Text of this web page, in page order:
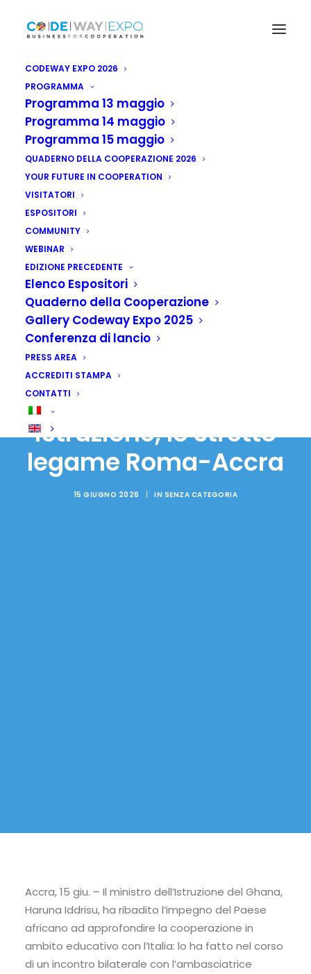
CODEWAY EXPO 2026
PROGRAMMA
Programma 13 maggio
Programma 14 maggio
Programma 15 maggio
QUADERNO DELLA COOPERAZIONE 2026
YOUR FUTURE IN COOPERATION
VISITATORI
ESPOSITORI
COMMUNITY
WEBINAR
EDIZIONE PRECEDENTE
Elenco Espositori
Quaderno della Cooperazione
Gallery Codeway Expo 2025
Conferenza di lancio
PRESS AREA
ACCREDITI STAMPA
CONTATTI
Ghana: università e
istruzione, lo stretto
legame Roma-Accra
15 GIUGNO 2026 | IN SENZA CATEGORIA
Accra, 15 giu. – Il ministro dell’Istruzione del Ghana,
Haruna Iddrisu, ha ribadito l’impegno del Paese
africano ad approfondire la cooperazione in
ambito educativo con l’Italia: lo ha fatto nel corso
di un incontro bilaterale con l’ambasciatrice